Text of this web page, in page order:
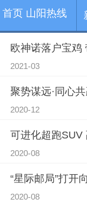
首页 山阳热线
2021-03
聚势谋远·同心
2020-12
可进化超跑SUV
2020-08
“星际邮局”打开
2020-08